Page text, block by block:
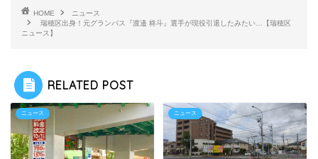
HOME
ニュース
瑞穂区出身！元グランパス『渡邉 柊斗』選手が現役引退したみたい…【瑞穂区
ニュース】
RELATED POST
ニュース ニュース